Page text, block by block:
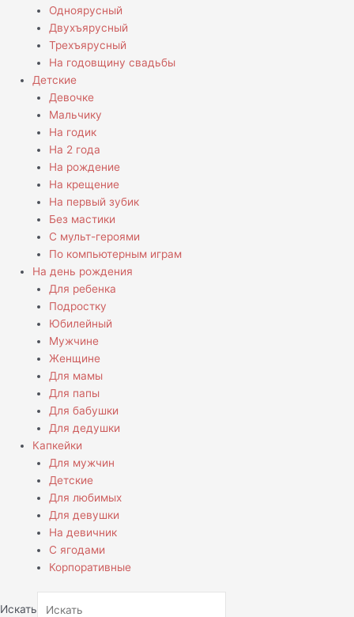
Одноярусный
Двухъярусный
Трехъярусный
На годовщину свадьбы
Детские
Девочке
Мальчику
На годик
На 2 года
На рождение
На крещение
На первый зубик
Без мастики
С мульт-героями
По компьютерным играм
На день рождения
Для ребенка
Подростку
Юбилейный
Мужчине
Женщине
Для мамы
Для папы
Для бабушки
Для дедушки
Капкейки
Для мужчин
Детские
Для любимых
Для девушки
На девичник
С ягодами
Корпоративные
Искать